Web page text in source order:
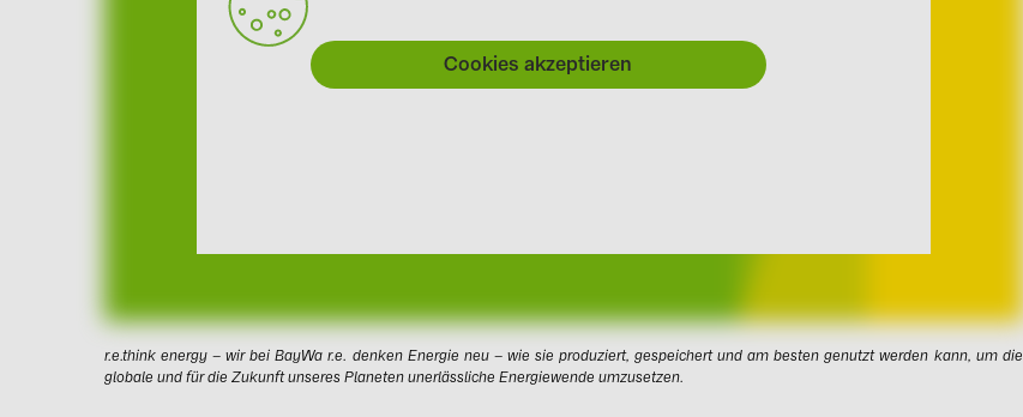
Cookies akzeptieren
r.e.think energy – wir bei BayWa r.e. denken Energie neu – wie sie produziert, gespeichert und am besten genutzt werden kann, um die
globale und für die Zukunft unseres Planeten unerlässliche Energiewende umzusetzen.